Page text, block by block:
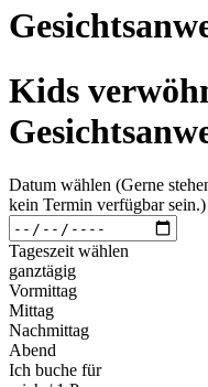
Kids
Datum wählen (Gerne
kein Termin verfügbar sein.)
Tageszeit wählen
ganztägig
Vormittag
Mittag
Nachmittag
Abend
Ich buche für